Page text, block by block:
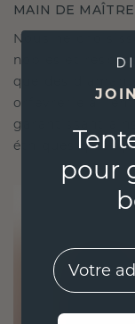
MAIN DE MAÎTRE
Nous ne
nobles et
que des
orfèvrerie
garantissant
éthiques
pour
EMail